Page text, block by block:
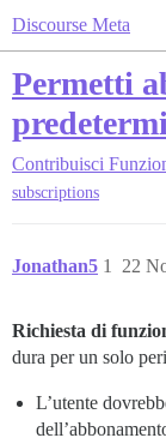
Discourse Meta
Permetti
Contribuisci
subscriptions
Jonathan5 22
1
Richiesta di
dura per un solo
L’utente